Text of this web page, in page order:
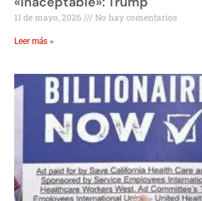
11 de mayo, 2026 No hay comentarios
Leer más »